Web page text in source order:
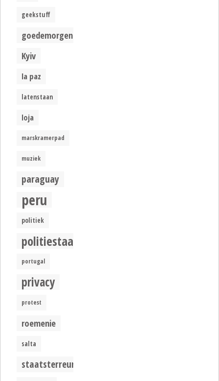
geekstuff
goedemorgen
Kyiv
la paz
latenstaan
loja
marskramerpad
muziek
paraguay
peru
politiek
politiestaat
portugal
privacy
protest
roemenie
salta
staatsterreur